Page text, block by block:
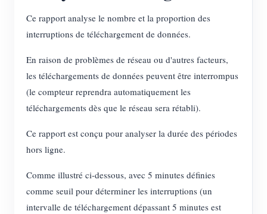
Ce rapport analyse le nombre et la proportion des
interruptions de téléchargement de données.
En raison de problèmes de réseau ou d'autres facteurs,
les téléchargements de données peuvent être interrompus
(le compteur reprendra automatiquement les
téléchargements dès que le réseau sera rétabli).
Ce rapport est conçu pour analyser la durée des périodes
hors ligne.
Comme illustré ci-dessous, avec 5 minutes définies
comme seuil pour déterminer les interruptions (un
intervalle de téléchargement dépassant 5 minutes est